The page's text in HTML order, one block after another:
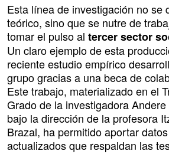
Esta línea de investigación no se
teórico, sino que se nutre de
tomar el pulso al tercer sector
Un claro ejemplo de esta
reciente estudio empírico
grupo gracias a una beca de
Este trabajo, materializado en el
Grado de la investigadora
bajo la dirección de la profesora
Brazal, ha permitido aportar
actualizados que respaldan las